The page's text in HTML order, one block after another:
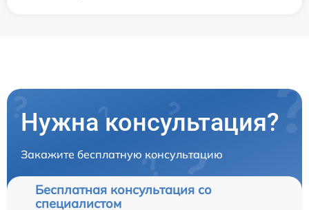
Нужна консультация?
Закажите бесплатную консультацию
Бесплатная консультация со
специалистом